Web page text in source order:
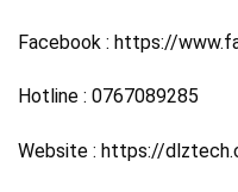
Facebook : https://
Hotline : 0767089285
Website : https://